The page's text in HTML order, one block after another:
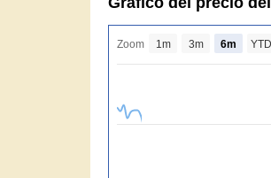
Zoom 1m 3m 6m YTD